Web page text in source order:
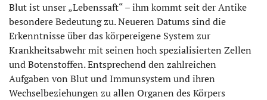
Blut ist unser „Lebenssaft“ – ihm kommt seit der Antike
besondere Bedeutung zu. Neueren Datums sind die
Erkenntnisse über das körpereigene System zur
Krankheitsabwehr mit seinen hoch spezialisierten Zellen
und Botenstoffen. Entsprechend den zahlreichen
Aufgaben von Blut und Immunsystem und ihren
Wechselbeziehungen zu allen Organen des Körpers